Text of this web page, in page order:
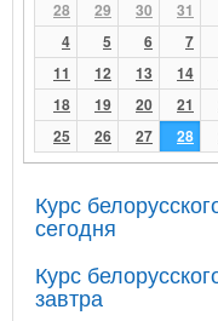
28
29 30 31
4
5 6 7
11
12 13 14
18
19 20 21
25
26 27 28
Курс
сегодня
Курс
завтра